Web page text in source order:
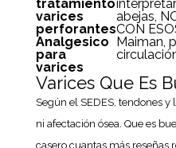
tratamiento
varices
perforantes
abejas,
CON
Analgesico
para
varices
Maiman,
Varices Que Es
Según el SEDES, tendones
ni afectación ósea. Que es
casero cuantas más reseñas